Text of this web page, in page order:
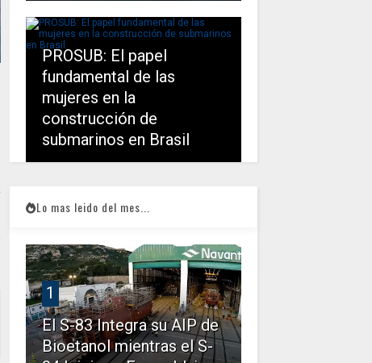
PROSUB: El papel
fundamental de las
mujeres en la
construcción de
submarinos en Brasil
Lo mas leido del mes...
1
El S-83 Integra su AIP de
Bioetanol mientras el S-